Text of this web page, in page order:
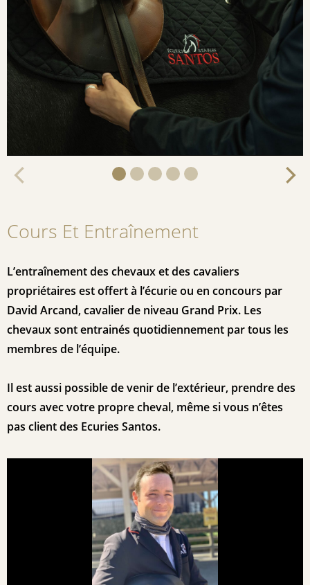
Cours Et Entraînement
L’entraînement des chevaux et des cavaliers
propriétaires est offert à l’écurie ou en concours par
David Arcand, cavalier de niveau Grand Prix. Les
chevaux sont entrainés quotidiennement par tous les
membres de l’équipe.
Il est aussi possible de venir de l’extérieur, prendre des
cours avec votre propre cheval, même si vous n’êtes
pas client des Ecuries Santos.